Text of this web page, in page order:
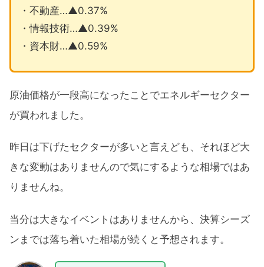
・不動産…▲0.37%
・情報技術…▲0.39%
・資本財…▲0.59%
原油価格が一段高になったことでエネルギーセクター
が買われました。
昨日は下げたセクターが多いと言えども、それほど大
きな変動はありませんので気にするような相場ではあ
りませんね。
当分は大きなイベントはありませんから、決算シーズ
ンまでは落ち着いた相場が続くと予想されます。